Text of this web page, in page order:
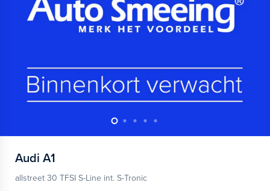
Audi A1
allstreet 30 TFSI S-Line int. S-Tronic